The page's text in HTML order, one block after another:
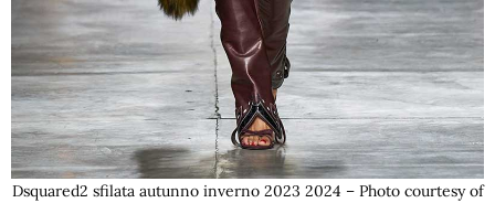
Dsquared2 sfilata autunno inverno 2023 2024 – Photo courtesy of